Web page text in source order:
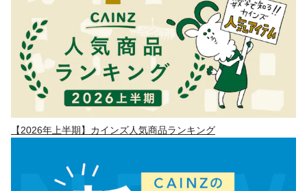
【2026年上半期】カインズ人気商品ランキング